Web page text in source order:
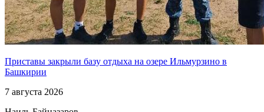
Приставы закрыли базу отдыха на озере Ильмурзино в
Башкирии
7 августа 2026